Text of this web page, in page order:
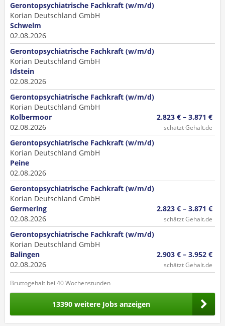
Gerontopsychiatrische Fachkraft (w/m/d)
Korian Deutschland GmbH
Schwelm
02.08.2026
Gerontopsychiatrische Fachkraft (w/m/d)
Korian Deutschland GmbH
Idstein
02.08.2026
Gerontopsychiatrische Fachkraft (w/m/d)
Korian Deutschland GmbH
Kolbermoor
02.08.2026
2.823 € – 3.871 €
schätzt Gehalt.de
Gerontopsychiatrische Fachkraft (w/m/d)
Korian Deutschland GmbH
Peine
02.08.2026
Gerontopsychiatrische Fachkraft (w/m/d)
Korian Deutschland GmbH
Germering
02.08.2026
2.823 € – 3.871 €
schätzt Gehalt.de
Gerontopsychiatrische Fachkraft (w/m/d)
Korian Deutschland GmbH
Balingen
02.08.2026
2.903 € – 3.952 €
schätzt Gehalt.de
Bruttogehalt bei 40 Wochenstunden
13390 weitere Jobs anzeigen